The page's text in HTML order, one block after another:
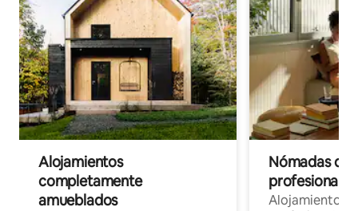
Alojamientos
completamente
amueblados
Nómadas
Alojamientos